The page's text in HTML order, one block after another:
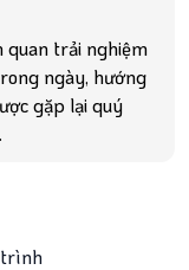
trải nghiệm
ngày, hướng
gặp lại quý
trình